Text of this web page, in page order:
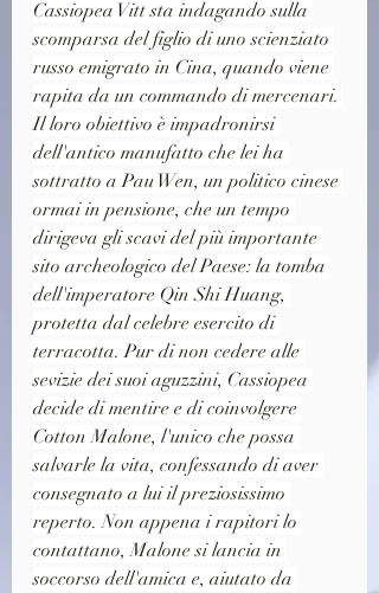
Cassiopea Vitt sta indagando sulla
scomparsa del figlio di uno scienziato
russo emigrato in Cina, quando viene
rapita da un commando di mercenari.
Il loro obiettivo è impadronirsi
dell'antico manufatto che lei ha
sottratto a Pau Wen, un politico cinese
ormai in pensione, che un tempo
dirigeva gli scavi del più importante
sito archeologico del Paese: la tomba
dell'imperatore Qin Shi Huang,
protetta dal celebre esercito di
terracotta. Pur di non cedere alle
sevizie dei suoi aguzzini, Cassiopea
decide di mentire e di coinvolgere
Cotton Malone, l'unico che possa
salvarle la vita, confessando di aver
consegnato a lui il preziosissimo
reperto. Non appena i rapitori lo
contattano, Malone si lancia in
soccorso dell'amica e, aiutato da